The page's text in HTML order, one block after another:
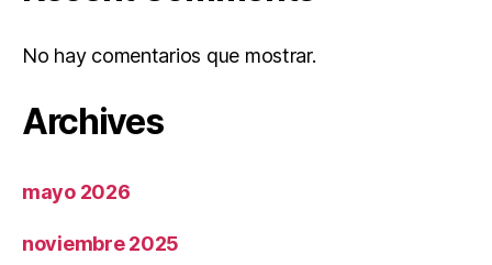
No hay comentarios que mostrar.
Archives
mayo 2026
noviembre 2025